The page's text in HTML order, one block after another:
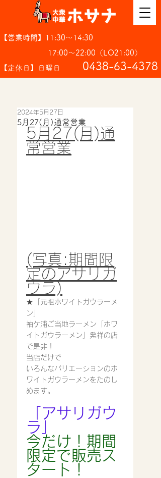
【営業時間】11:30～14:30
17:00～22:00（LO21:00）
【定休日】日曜日
​0438-63-4378
5月27(月)通常営業
2024年5月27日
5月27(月)通
常営業
(写真:期間限
定のアサリガ
ウラ)
★「元祖ホワイトガウラーメ
ン」
袖ケ浦ご当地ラーメン「ホワ
イトガウラーメン」発祥の店
で是非！
当店だけで
いろんなバリエーションのホ
ワイトガウラーメンをたのし
めます。
「アサリガウ
ラ」
今だけ！期間
限定で販売ス
タート！